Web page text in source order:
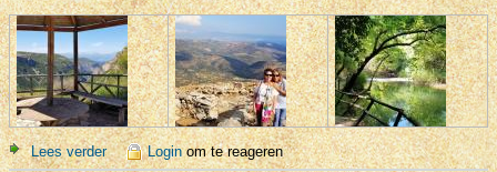
Lees verderover OMGEVING MESA RIZA 2021
Loginom te reageren